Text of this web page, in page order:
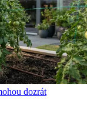
dozrát